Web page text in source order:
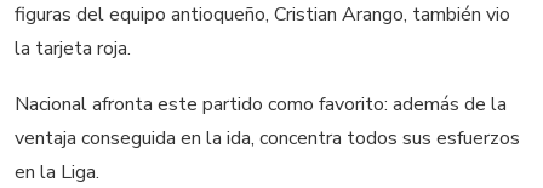
figuras del equipo antioqueño, Cristian Arango, también vio
la tarjeta roja.
Nacional afronta este partido como favorito: además de la
ventaja conseguida en la ida, concentra todos sus esfuerzos
en la Liga.